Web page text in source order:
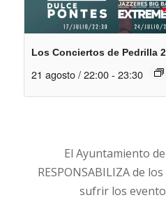
Los Conciertos de Pedrilla
21 agosto / 22:00 - 23:30
El Ayuntamiento de
RESPONSABILIZA de
sufrir los